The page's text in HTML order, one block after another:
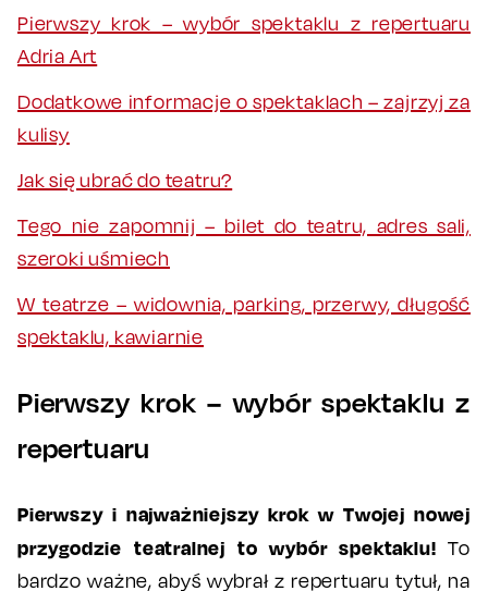
Pierwszy krok – wybór spektaklu z repertuaru
Adria Art
Dodatkowe informacje o spektaklach – zajrzyj za
kulisy
Jak się ubrać do teatru?
Tego nie zapomnij – bilet do teatru, adres sali,
szeroki uśmiech
W teatrze – widownia, parking, przerwy, długość
spektaklu, kawiarnie
Pierwszy krok – wybór spektaklu z
repertuaru
Pierwszy i najważniejszy krok w Twojej nowej
przygodzie teatralnej to wybór spektaklu! To
bardzo ważne, abyś wybrał z repertuaru tytuł, na